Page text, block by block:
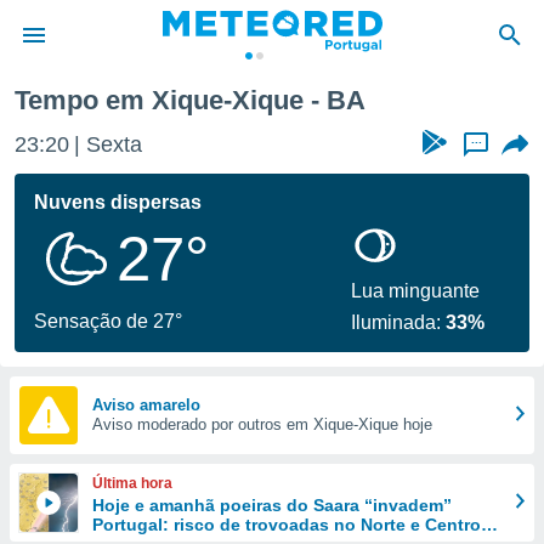
da
foi
fornecidas
a este
das
e
forma
digital
Tempo em Xique-Xique - BA
23:20 Sexta ...
Nuvens dispersas
27°
Sensação de 27°
Lua minguante
Iluminada:33%
Aviso amarelo
Aviso moderado por outros em Xique-Xique hoje
Última hora
Hoje e amanhã poeiras do Saara “invadem”
Portugal: risco de trovoadas no Norte e Centro